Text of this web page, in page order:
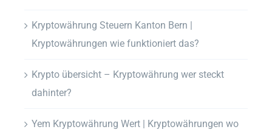
Kryptowährung Steuern Kanton Bern |
Kryptowährungen wie funktioniert das?
Krypto übersicht – Kryptowährung wer steckt
dahinter?
Yem Kryptowährung Wert | Kryptowährungen wo